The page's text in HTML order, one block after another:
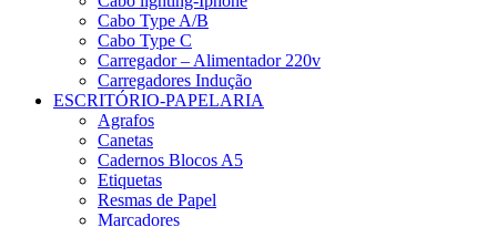
Cabo Type A/B
Cabo Type C
Carregador – Alimentador 220v
Carregadores Indução
ESCRITÓRIO-PAPELARIA
Agrafos
Canetas
Cadernos Blocos A5
Etiquetas
Resmas de Papel
Marcadores